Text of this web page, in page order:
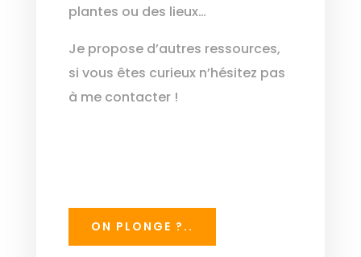
plantes ou des lieux…
Je propose d’autres ressources,
si vous êtes curieux n’hésitez pas
à me contacter !
ON PLONGE ?..